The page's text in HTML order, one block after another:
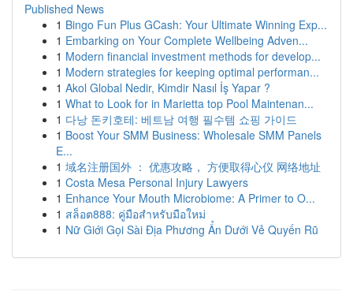
Published News
1 Bingo Fun Plus GCash: Your Ultimate Winning Exp...
1 Embarking on Your Complete Wellbeing Adven...
1 Modern financial investment methods for develop...
1 Modern strategies for keeping optimal performan...
1 Akol Global Nedir, Kimdir Nasıl İş Yapar ?
1 What to Look for in Marietta top Pool Maintenan...
1 다낭 돈키호테: 베트남 여행 필수템 쇼핑 가이드
1 Boost Your SMM Business: Wholesale SMM Panels
E...
1 域名注册国外 ： 优惠攻略， 方便取得心仪 网络地址
1 Costa Mesa Personal Injury Lawyers
1 Enhance Your Mouth Microbiome: A Primer to O...
1 สล็อต888: คู่มือสำหรับมือใหม่
1 Nữ Giới Gọi Sài Địa Phương Ẩn Dưới Vẻ Quyến Rũ